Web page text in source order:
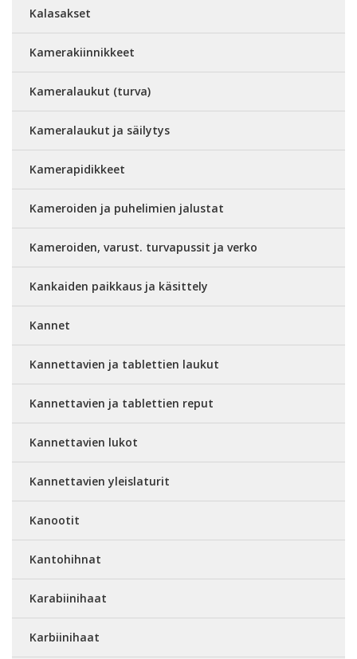
Kalasakset
Kamerakiinnikkeet
Kameralaukut (turva)
Kameralaukut ja säilytys
Kamerapidikkeet
Kameroiden ja puhelimien jalustat
Kameroiden, varust. turvapussit ja verko
Kankaiden paikkaus ja käsittely
Kannet
Kannettavien ja tablettien laukut
Kannettavien ja tablettien reput
Kannettavien lukot
Kannettavien yleislaturit
Kanootit
Kantohihnat
Karabiinihaat
Karbiinihaat